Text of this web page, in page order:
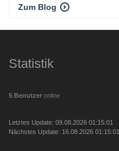
Zum Blog
Statistik
5 Benutzer online
Letztes Update: 09.08.2026 01:15:01
Nächstes Update: 16.08.2026 01:15:01